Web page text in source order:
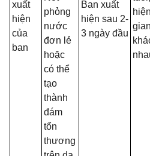
xuất
hiện
của
ban
phỏng
nước
đơn lẻ
hoặc
có thể
tạo
thành
đám
tổn
thương
Ban xuất
hiện sau 2-
3 ngày đầu
gian